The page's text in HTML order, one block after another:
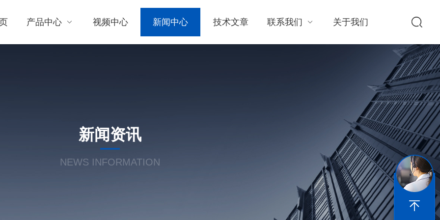
产品中心 视频中心 新闻中心 技术文章 联系我们 关于我们
新闻资讯
NEWS INFORMATION